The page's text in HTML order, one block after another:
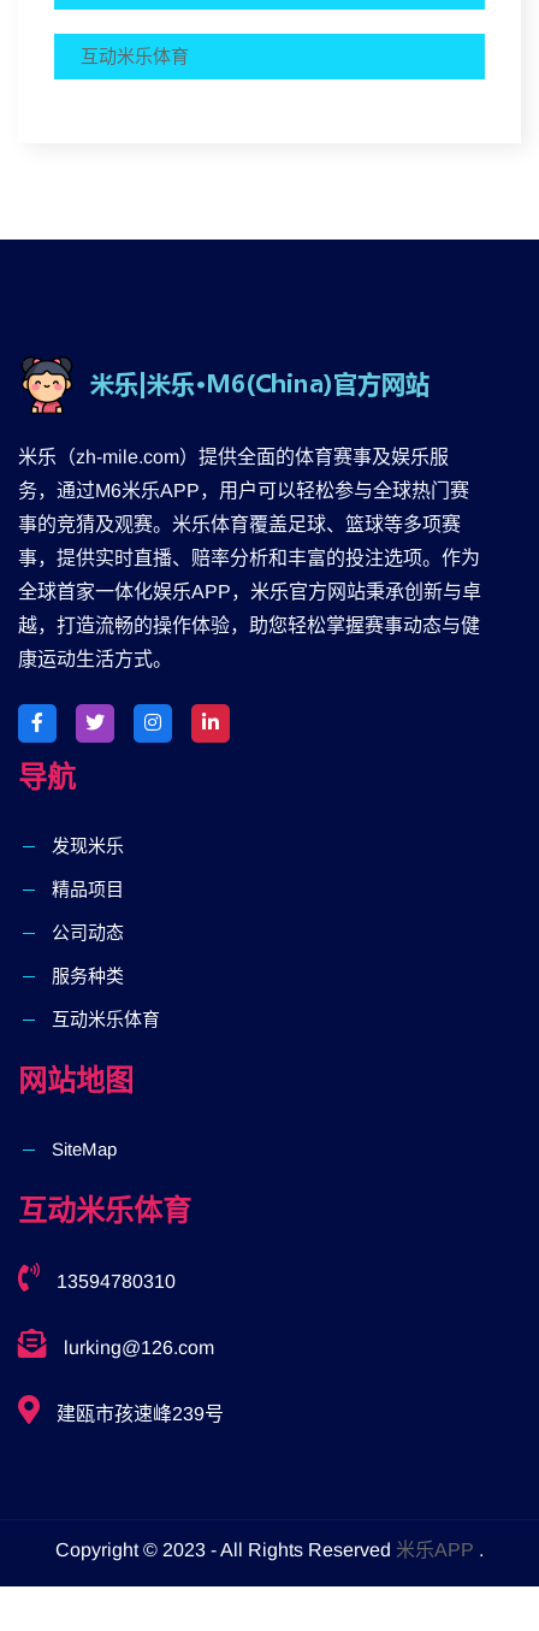
互动米乐体育
米乐（zh-mile.com）提供全面的体育赛事及娱乐服
务，通过M6米乐APP，用户可以轻松参与全球热门赛
事的竞猜及观赛。米乐体育覆盖足球、篮球等多项赛
事，提供实时直播、赔率分析和丰富的投注选项。作为
全球首家一体化娱乐APP，米乐官方网站秉承创新与卓
越，打造流畅的操作体验，助您轻松掌握赛事动态与健
康运动生活方式。
导航
发现米乐
精品项目
公司动态
服务种类
互动米乐体育
网站地图
SiteMap
互动米乐体育
13594780310
lurking@126.com
建瓯市孩速峰239号
Copyright © 2023 - All Rights Reserved 米乐APP .